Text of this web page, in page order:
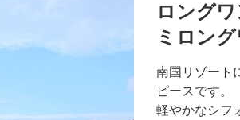
ロング
ミロン
南国リゾート
ピースです。
軽やかなシフ